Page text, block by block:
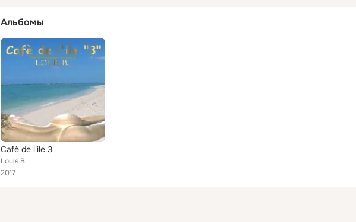
Альбомы
Cafè de l'ile 3
Louis B.
2017